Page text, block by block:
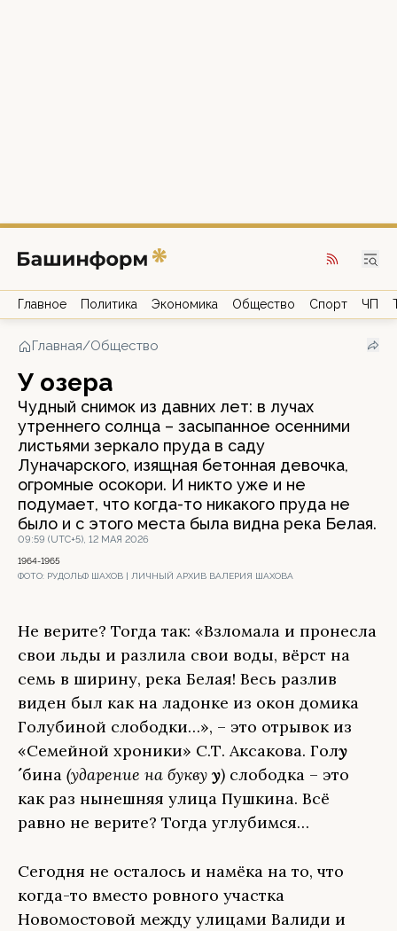
Главное Политика Экономика Общество Спорт ЧП
Главная/Общество
У озера
Чудный снимок из давних лет: в лучах
утреннего солнца – засыпанное осенними
листьями зеркало пруда в саду
Луначарского, изящная бетонная девочка,
огромные осокори. И никто уже и не
подумает, что когда-то никакого пруда не
было и с этого места была видна река Белая.
09:59 (UTC+5), 12 МАЯ 2026
1964-1965
ФОТО: РУДОЛЬФ ШАХОВ | ЛИЧНЫЙ АРХИВ ВАЛЕРИЯ ШАХОВА
Не верите? Тогда так: «Взломала и пронесла
свои льды и разлила свои воды, вёрст на
семь в ширину, река Белая! Весь разлив
виден был как на ладонке из окон домика
Голубиной слободки…», – это отрывок из
«Семейной хроники» С.Т. Аксакова. Голу
´бина (ударение на букву у) слободка – это
как раз нынешняя улица Пушкина. Всё
равно не верите? Тогда углубимся…
Сегодня не осталось и намёка на то, что
когда-то вместо ровного участка
Новомостовой между улицами Валиди и